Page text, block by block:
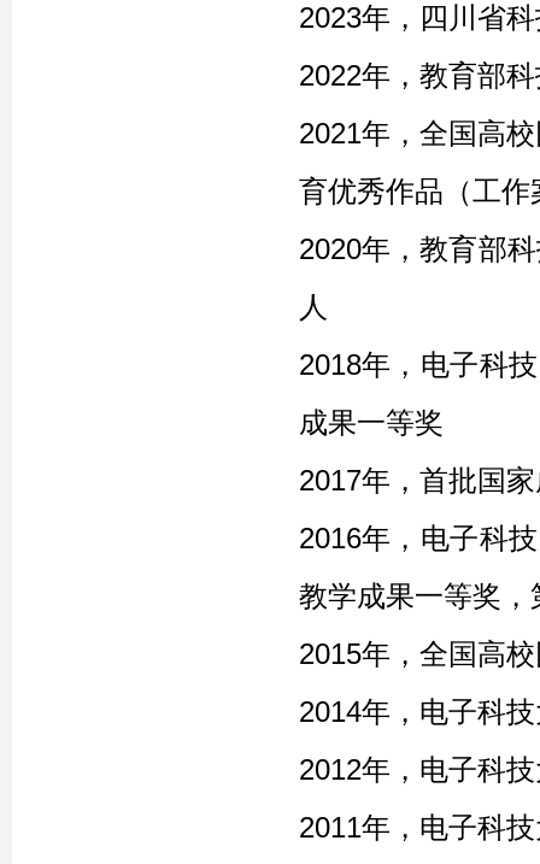
2023年，四川省
2022年，教育部
2021年， 全国高
育优秀作品（工作
2020年，教育部
人
2018年， 电子科
成果一等奖
2017年， 首批国
2016年，电子科
教学成果一等奖，
2015年， 全国高
2014年， 电子科
2012年，电子科
2011年，电子科